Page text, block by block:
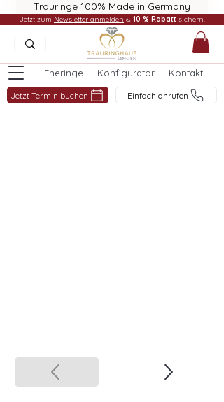
Trauringe 100% Made in Germany
Eheringe Konfigurator Kontakt
Jetzt Termin buchen Einfach anrufen
Jetzt zum Newsletter anmelden & 10 % Rabatt sichern!